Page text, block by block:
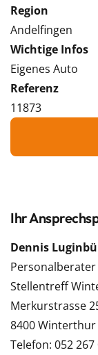
Region
Andelfingen
Wichtige Infos
Eigenes Auto
Referenz
11873
Ihr
Dennis
Personalberater
Stellentreff
Merkurstrasse
8400 Winterthur
Telefon: 052 267